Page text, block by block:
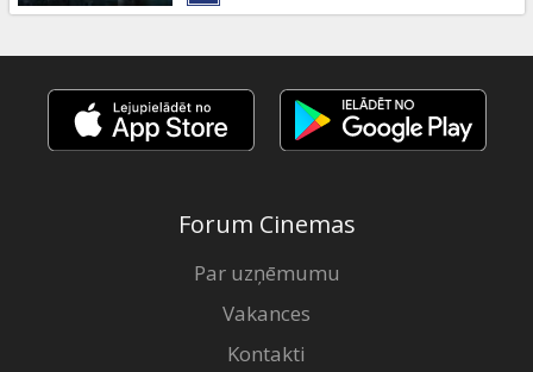
Forum Cinemas
Par uzņēmumu
Vakances
Kontakti